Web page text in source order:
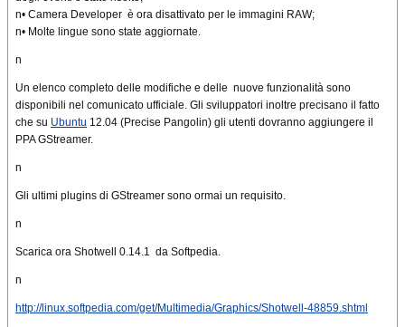
n• Camera Developer è ora disattivato per le immagini RAW;
n• Molte lingue sono state aggiornate.
n
Un elenco completo delle modifiche e delle nuove funzionalità sono
disponibili nel comunicato ufficiale. Gli sviluppatori inoltre precisano il fatto
che su Ubuntu 12.04 (Precise Pangolin) gli utenti dovranno aggiungere il
PPA GStreamer.
n
Gli ultimi plugins di GStreamer sono ormai un requisito.
n
Scarica ora Shotwell 0.14.1 da Softpedia.
n
http://linux.softpedia.com/get/Multimedia/Graphics/Shotwell-48859.shtml